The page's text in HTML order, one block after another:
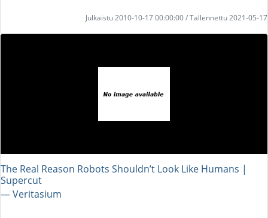
Julkaistu 2010-10-17 00:00:00 / Tallennettu 2021-05-17
The Real Reason Robots Shouldn’t Look Like Humans |
Supercut
― Veritasium